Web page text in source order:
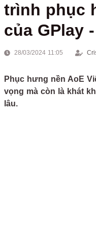
trình phục
của GPlay
28/03/2024 11:05
Phục hưng nền AoE
vọng mà còn là khát
lâu.